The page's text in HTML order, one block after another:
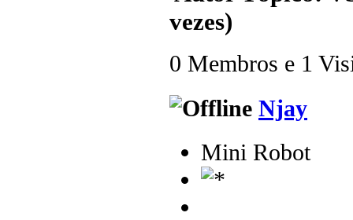
vezes)
0 Membros e 1
Njay
Mini Robot